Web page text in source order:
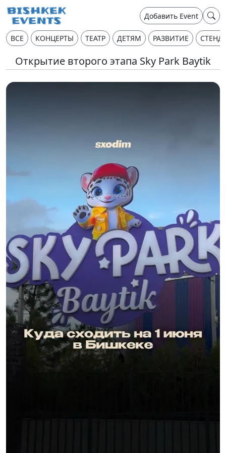
Добавить Event
ВСЕ КОНЦЕРТЫ ТЕАТР ДЕТЯМ РАЗВИТИЕ
Открытие второго этапа Sky Park Baytik